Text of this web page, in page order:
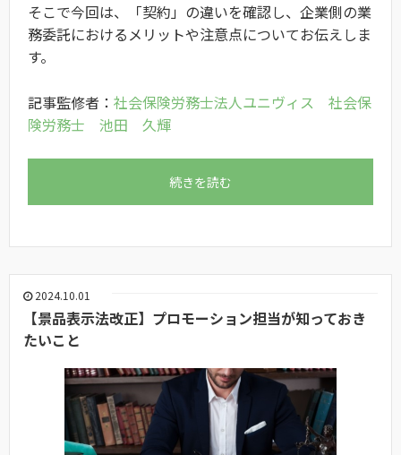
そこで今回は、「契約」の違いを確認し、企業側の業
務委託におけるメリットや注意点についてお伝えしま
す。
記事監修者： 社会保険労務士法人ユニヴィス 社会保
険労務士 池田 久輝
続きを読む
2024.10.01
【景品表示法改正】プロモーション担当が知っておき
たいこと